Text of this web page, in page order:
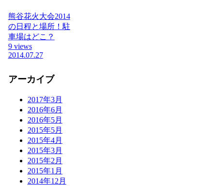
熊谷花火大会2014
の日程と場所！駐
車場はどこ？
9 views
2014.07.27
アーカイブ
2017年3月
2016年6月
2016年5月
2015年5月
2015年4月
2015年3月
2015年2月
2015年1月
2014年12月